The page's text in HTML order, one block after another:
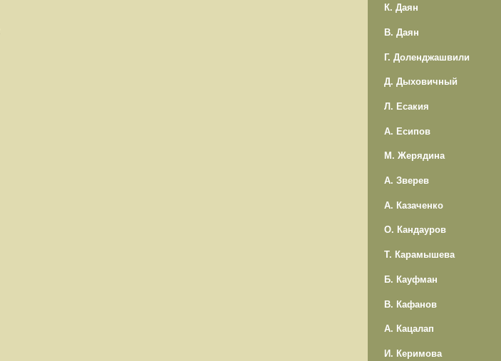
К. Даян
В. Даян
Г. Доленджашвили
Д. Дыховичный
Л. Есакия
А. Есипов
М. Жерядина
А. Зверев
А. Казаченко
О. Кандауров
Т. Карамышева
Б. Кауфман
В. Кафанов
А. Кацалап
И. Керимова